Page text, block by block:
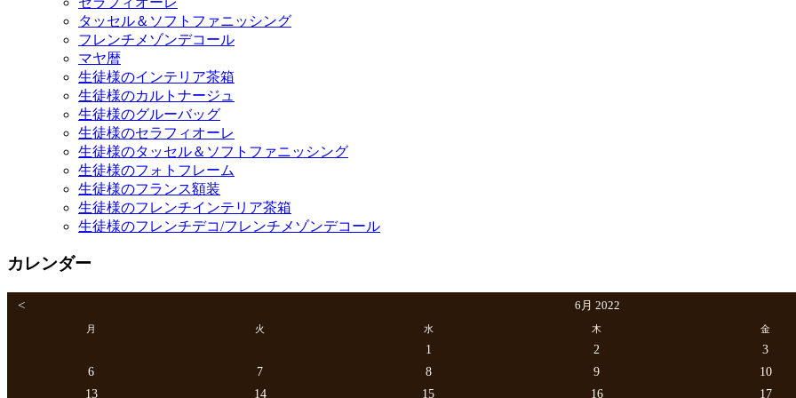
タッセル＆ソフトファニッシング
フレンチメゾンデコール
マヤ暦
生徒様のインテリア茶箱
生徒様のカルトナージュ
生徒様のグルーバッグ
生徒様のセラフィオーレ
生徒様のタッセル＆ソフトファニッシング
生徒様のフォトフレーム
生徒様のフランス額装
生徒様のフレンチインテリア茶箱
生徒様のフレンチデコ/フレンチメゾンデコール
カレンダー
< 6月 2022
月 火 水 木 金
1 2 3
6
7 8 9 10
13
14 15 16 17